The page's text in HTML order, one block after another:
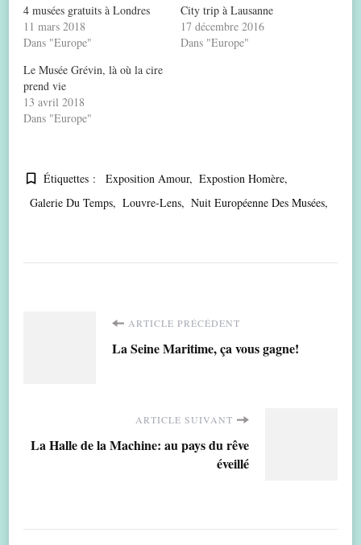
4 musées gratuits à Londres
11 mars 2018
Dans "Europe"
City trip à Lausanne
17 décembre 2016
Dans "Europe"
Le Musée Grévin, là où la cire
prend vie
13 avril 2018
Dans "Europe"
Étiquettes : Exposition Amour
Expostion Homère
Galerie Du Temps
Louvre-Lens Nuit Européenne Des Musées
NavigationARTICLE PRÉCÉDENT
La Seine Maritime, ça vous gagne!
ARTICLE SUIVANT
La Halle de la Machine: au pays du rêve
éveillé